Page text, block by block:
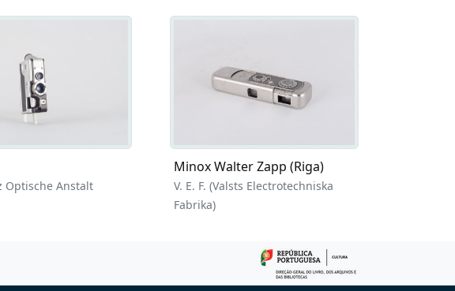
Optische Anstalt
Minox Walter Zapp (Riga)
V. E. F. (Valsts Electrotechniska
Fabrika)